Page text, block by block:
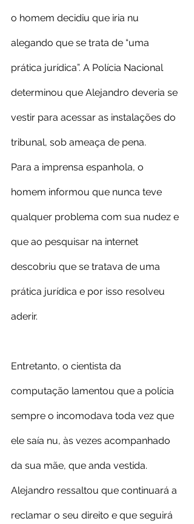
o homem decidiu que iria nu
alegando que se trata de “uma
prática jurídica”. A Polícia Nacional
determinou que Alejandro deveria se
vestir para acessar as instalações do
tribunal, sob ameaça de pena.
Para a imprensa espanhola, o
homem informou que nunca teve
qualquer problema com sua nudez e
que ao pesquisar na internet
descobriu que se tratava de uma
prática jurídica e por isso resolveu
aderir.
Entretanto, o cientista da
computação lamentou que a polícia
sempre o incomodava toda vez que
ele saía nu, às vezes acompanhado
da sua mãe, que anda vestida.
Alejandro ressaltou que continuará a
reclamar o seu direito e que seguirá